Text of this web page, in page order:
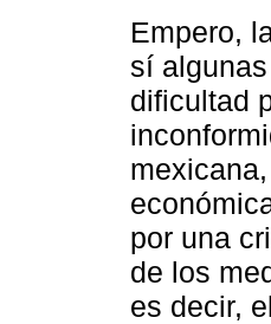
Empero,
sí
dificultad
por una
de los
es decir,